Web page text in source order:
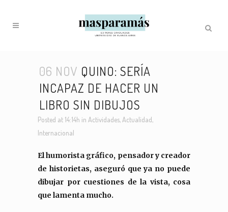
06 NOV QUINO: SERÍA
INCAPAZ DE HACER UN
LIBRO SIN DIBUJOS
Posted at 14:14h in Actividades,Actualidad,
Internacional
El humorista gráfico, pensador y creador
de historietas, aseguró que ya no puede
dibujar por cuestiones de la vista, cosa
que lamenta mucho.